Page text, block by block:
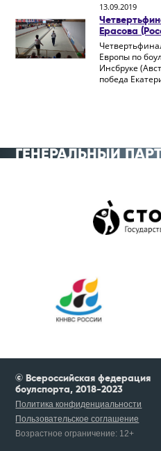
13.09.2019
Ерасова
Европы по
Инсбруке
победа
ГЕНЕРАЛЬНЫЙ
© Всероссийская федерация
боулспорта, 2018-2023
Политика конфиденциальности
Пользовательское соглашение
Возрастное ограничение: 12+